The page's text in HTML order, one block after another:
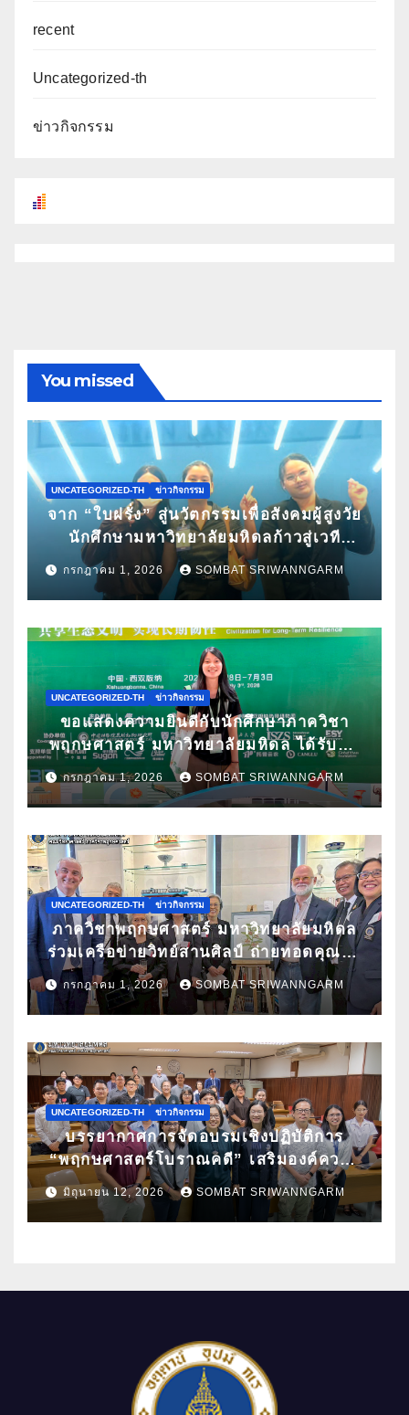
recent
Uncategorized-th
ข่าวกิจกรรม
You missed
UNCATEGORIZED-TH ข่าวกิจกรรม
จาก “ใบฝรั่ง” สู่นวัตกรรมเพื่อสังคมผู้สูงวัย
นักศึกษามหาวิทยาลัยมหิดลก้าวสู่เวที
Pitching ระดับนานาชาติ ในงาน World
Spa & Well-being Congress 2026
กรกฎาคม 1, 2026 SOMBAT SRIWANNGARM
UNCATEGORIZED-TH ข่าวกิจกรรม
ขอแสดงความยินดีกับนักศึกษาภาควิชา
พฤกษศาสตร์ มหาวิทยาลัยมหิดล ได้รับคัด
เลือกนำเสนอผลงานวิจัยในการประชุม
วิชาการนานาชาติ ATBC 2026 พร้อมรับ
กรกฎาคม 1, 2026 SOMBAT SRIWANNGARM
UNCATEGORIZED-TH ข่าวกิจกรรม
ภาควิชาพฤกษศาสตร์ มหาวิทยาลัยมหิดล
ร่วมเครือข่ายวิทย์สานศิลป์ ถ่ายทอดคุณค่า
กล้วยไม้ไทยผ่านงานศิลปะ ในนิทรรศการ
“กล้วยไม้แห่งสยามนามไซเดนฟาเดน” ณ
ประเทศไทย
กรกฎาคม 1, 2026 SOMBAT SRIWANNGARM
UNCATEGORIZED-TH ข่าวกิจกรรม
บรรยากาศการจัดอบรมเชิงปฏิบัติการ
“พฤกษศาสตร์โบราณคดี” เสริมองค์ความ
รู้ด้านการศึกษาซากพืชโบราณด้วยเทคนิค
ทางวิทยาศาสตร์
มิถุนายน 12, 2026 SOMBAT SRIWANNGARM